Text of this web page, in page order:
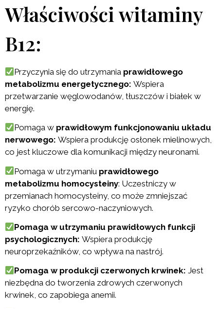
Właściwości witaminy
B12:
Przyczynia się do utrzymania prawidłowego
metabolizmu energetycznego: Wspiera
przetwarzanie węglowodanów, tłuszczów i białek w
energię.
Pomaga w prawidłowym funkcjonowaniu układu
nerwowego: Wspiera produkcję osłonek mielinowych,
co jest kluczowe dla komunikacji między neuronami.
Pomaga w utrzymaniu prawidłowego
metabolizmu homocysteiny: Uczestniczy w
przemianach homocysteiny, co może zmniejszać
ryzyko chorób sercowo-naczyniowych.
Pomaga w utrzymaniu prawidłowych funkcji
psychologicznych: Wspiera produkcję
neuroprzekaźników, co wpływa na nastrój.
Pomaga w produkcji czerwonych krwinek: Jest
niezbędna do tworzenia zdrowych czerwonych
krwinek, co zapobiega anemii.